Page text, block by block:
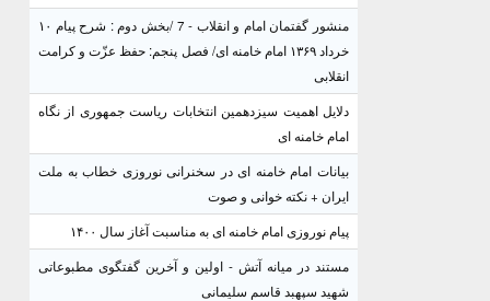
منشور گفتمان امام و انقلاب - 7 /بخش دوم : شرح پیام ۱۰
خرداد ۱۳۶۹ امام خامنه ای/ فصل پنجم: حفظ عزّت و کرامت
انقلابی
دلایل اهمیت سیزدهمین انتخابات ریاست جمهوری از نگاه
امام خامنه ای
بیانات امام خامنه ای در سخنرانی نوروزی خطاب به ملت
ایران + نکته خوانی و صوت
پیام نوروزی امام خامنه ای به مناسبت آغاز سال ۱۴۰۰
مستند در میانه آتش - اولین و آخرین گفتگوی مطبوعاتی
شهید سپهبد قاسم سلیمانی